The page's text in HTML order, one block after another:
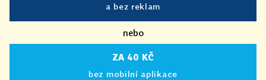
a bez reklam
nebo
ZA 40 KČ
bez mobilní aplikace